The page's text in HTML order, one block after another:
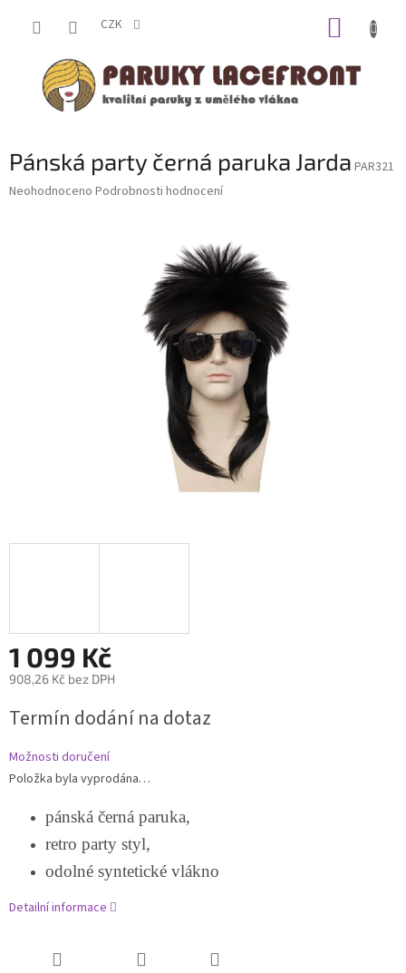
CZK
Pánská party černá paruka Jarda PAR321
Průměrné
Neohodnoceno Podrobnosti hodnocení
1 099 Kč
908,26 Kč bez DPH
cena:
Termín dodání na dotaz
Možnosti doručení
Položka byla vyprodána…
pánská černá paruka,
retro party styl,
odolné syntetické vlákno
Detailní informace